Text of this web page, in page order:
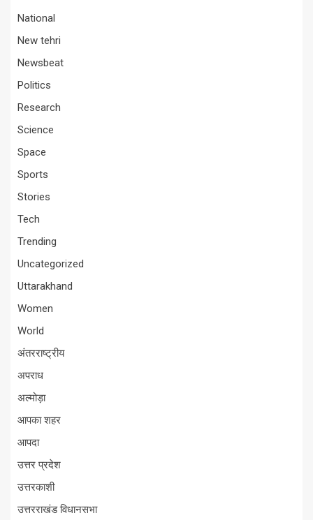
National
New tehri
Newsbeat
Politics
Research
Science
Space
Sports
Stories
Tech
Trending
Uncategorized
Uttarakhand
Women
World
अंतरराष्ट्रीय
अपराध
अल्मोड़ा
आपका शहर
आपदा
उत्तर प्रदेश
उत्तरकाशी
उत्तरराखंड विधानसभा